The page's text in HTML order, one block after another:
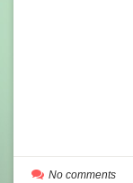
No comments